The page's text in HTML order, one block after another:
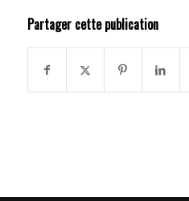
Partager cette publication